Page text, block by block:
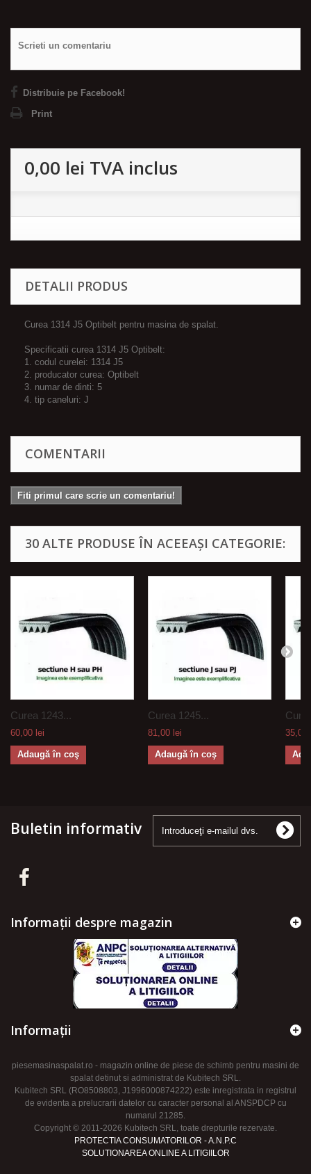
Scrieti un comentariu
Distribuie pe Facebook!
Print
0,00 lei TVA inclus
DETALII PRODUS
Curea 1314 J5 Optibelt pentru masina de spalat.
Specificatii curea 1314 J5 Optibelt:
1. codul curelei: 1314 J5
2. producator curea: Optibelt
3. numar de dinti: 5
4. tip caneluri: J
COMENTARII
Fiti primul care scrie un comentariu!
30 ALTE PRODUSE ÎN ACEEAȘI CATEGORIE:
Curea 1243...
60,00 lei
Adaugă în coş
Curea 1245...
81,00 lei
Adaugă în coş
35,00
Buletin informativ
Informații despre magazin
Informaţii
piesemasinaspalat.ro - magazin online de piese de schimb pentru masini de
spalat detinut si administrat de Kubitech SRL.
Kubitech SRL (RO8508803, J1996000874222) este inregistrata in registrul
de evidenta a prelucrarii datelor cu caracter personal al ANSPDCP cu
numarul 21285.
Copyright © 2011-2026 Kubitech SRL, toate drepturile rezervate.
PROTECTIA CONSUMATORILOR - A.N.P.C
SOLUTIONAREA ONLINE A LITIGIILOR